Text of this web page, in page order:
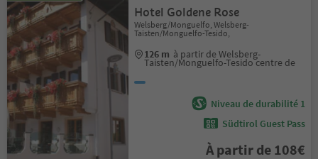
Hotel Goldene Rose
Welsberg/Monguelfo, Welsberg-
Taisten/Monguelfo-Tesido,
126 m à partir de Welsberg-
Taisten/Monguelfo-Tesido centre de
Niveau de durabilité 1
Südtirol Guest Pass
À partir de 108€